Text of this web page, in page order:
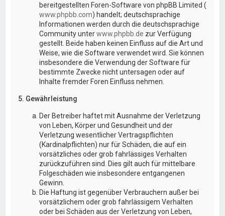
bereitgestellten Foren-Software von phpBB Limited (
www.phpbb.com) handelt; deutschsprachige
Informationen werden durch die deutschsprachige
Community unterwww.phpbb.de zur Verfügung
gestellt. Beide haben keinen Einfluss auf die Art und
Weise, wie die Software verwendet wird. Sie können
insbesondere die Verwendung der Software für
bestimmte Zwecke nicht untersagen oder auf
Inhalte fremder Foren Einfluss nehmen.
5. Gewährleistung
Der Betreiber haftet mit Ausnahme der Verletzung
von Leben, Körper und Gesundheit und der
Verletzung wesentlicher Vertragspflichten
(Kardinalpflichten) nur für Schäden, die auf ein
vorsätzliches oder grob fahrlässiges Verhalten
zurückzuführen sind. Dies gilt auch für mittelbare
Folgeschäden wie insbesondere entgangenen
Gewinn.
Die Haftung ist gegenüber Verbrauchern außer bei
vorsätzlichem oder grob fahrlässigem Verhalten
oder bei Schäden aus der Verletzung von Leben,